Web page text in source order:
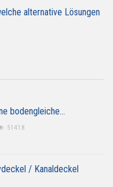
alternative Lösungen
bodengleiche…
51418
/ Kanaldeckel